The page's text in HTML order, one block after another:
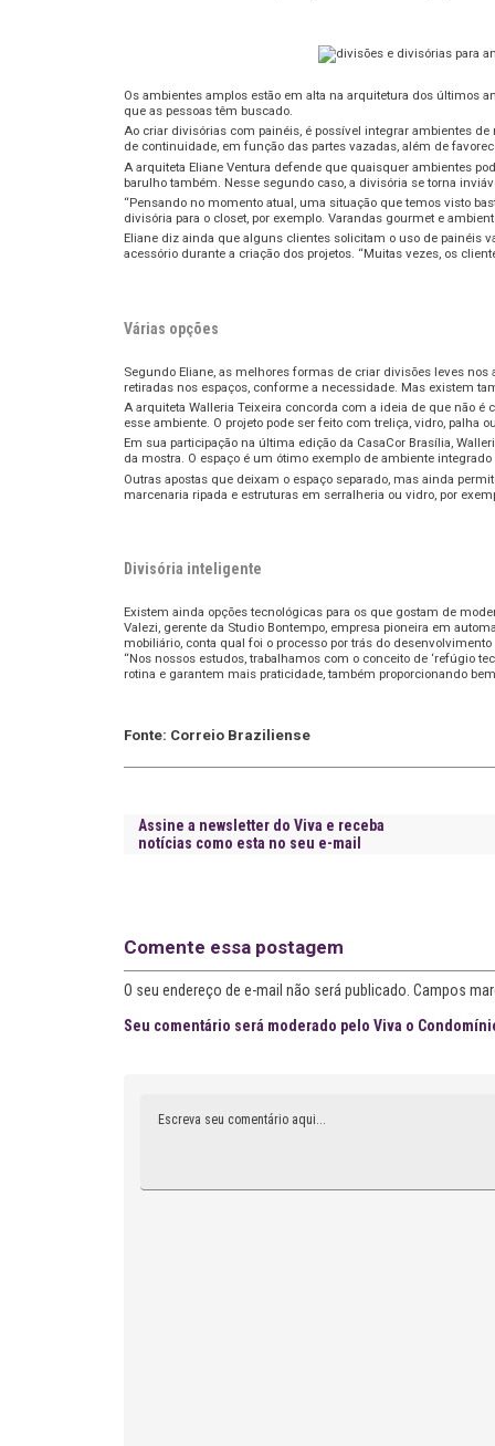
Os ambientes amplos estão em alta na arquitetura dos últimos
que as pessoas têm buscado.
Ao criar divisórias com painéis, é possível integrar ambientes
de continuidade, em função das partes vazadas, além de
A arquiteta Eliane Ventura defende que quaisquer ambientes
barulho também. Nesse segundo caso, a divisória se torna
“Pensando no momento atual, uma situação que temos visto
divisória para o closet, por exemplo. Varandas gourmet e
Eliane diz ainda que alguns clientes solicitam o uso de painéis
acessório durante a criação dos projetos. “Muitas vezes, os
Várias opções
Segundo Eliane, as melhores formas de criar divisões leves
retiradas nos espaços, conforme a necessidade. Mas existem
A arquiteta Walleria Teixeira concorda com a ideia de que não
esse ambiente. O projeto pode ser feito com treliça, vidro, palha
Em sua participação na última edição da CasaCor Brasília,
da mostra. O espaço é um ótimo exemplo de ambiente
Outras apostas que deixam o espaço separado, mas ainda
marcenaria ripada e estruturas em serralheria ou vidro, por
Divisória inteligente
Existem ainda opções tecnológicas para os que gostam de
Valezi, gerente da Studio Bontempo, empresa pioneira em
mobiliário, conta qual foi o processo por trás do
“Nos nossos estudos, trabalhamos com o conceito de ‘refúgio
rotina e garantem mais praticidade, também proporcionando
Fonte: Correio Braziliense
Assine a newsletter do Viva e receba
notícias como esta no seu e-mail
Comente essa postagem
O seu endereço de e-mail não será publicado. Campos
Seu comentário será moderado pelo Viva o